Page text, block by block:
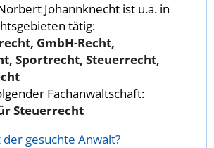
Johannknecht ist u.a. in
tätig:
GmbH-Recht,
Sportrecht, Steuerrecht,
Fachanwaltschaft:
Steuerrecht
der gesuchte Anwalt?